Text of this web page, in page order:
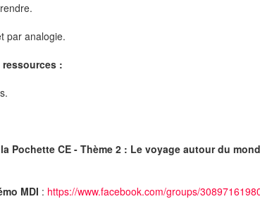
par analogie.
:
Pochette CE - Thème 2 : Le voyage autour du
MDI : https://www.facebook.com/groups/